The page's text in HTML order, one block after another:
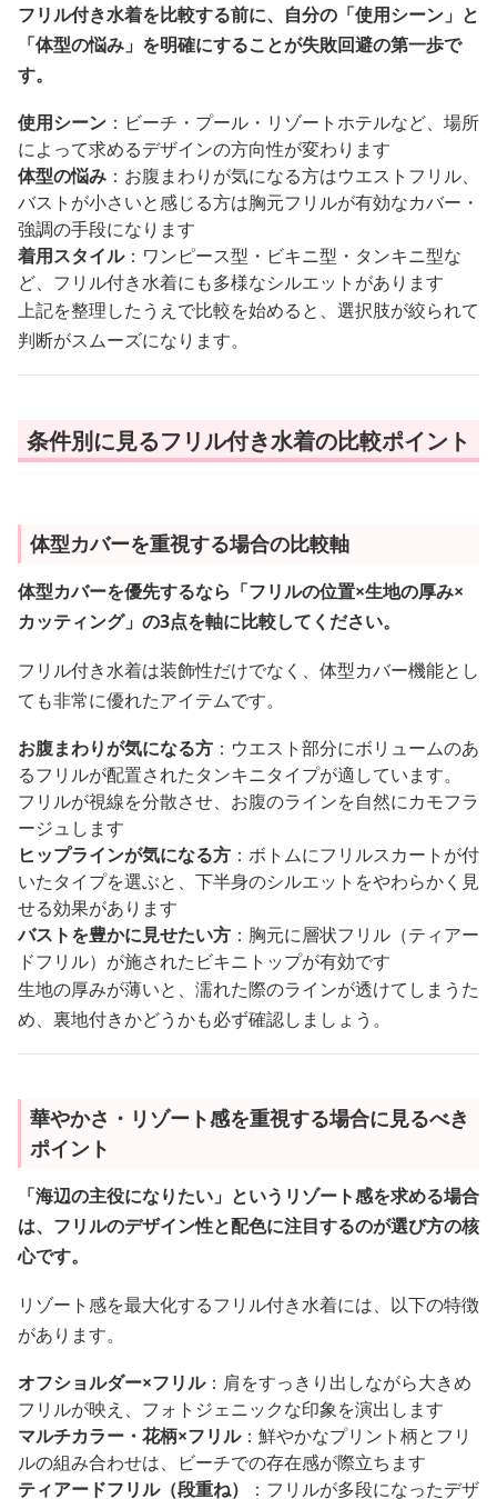
フリル付き水着を比較する前に、自分の「使用シーン」と
「体型の悩み」を明確にすることが失敗回避の第一歩で
す。
使用シーン ：ビーチ・プール・リゾートホテルなど、場所
によって求めるデザインの方向性が変わります
体型の悩み ：お腹まわりが気になる方はウエストフリル、
バストが小さいと感じる方は胸元フリルが有効なカバー・
強調の手段になります
着用スタイル：ワンピース型・ビキニ型・タンキニ型な
ど、フリル付き水着にも多様なシルエットがあります
上記を整理したうえで比較を始めると、選択肢が絞られて
判断がスムーズになります。
条件別に見るフリル付き水着の比較ポイント
体型カバーを重視する場合の比較軸
体型カバーを優先するなら「フリルの位置×生地の厚み×
カッティング」の3点を軸に比較してください。
フリル付き水着は装飾性だけでなく、体型カバー機能とし
ても非常に優れたアイテムです。
お腹まわりが気になる方 ：ウエスト部分にボリュームのあ
るフリルが配置されたタンキニタイプが適しています。
フリルが視線を分散させ、お腹のラインを自然にカモフラ
ージュします
ヒップラインが気になる方 ：ボトムにフリルスカートが付
いたタイプを選ぶと、下半身のシルエットをやわらかく見
せる効果があります
バストを豊かに見せたい方 ：胸元に層状フリル（ティアー
ドフリル）が施されたビキニトップが有効です
生地の厚みが薄いと、濡れた際のラインが透けてしまうた
め、裏地付きかどうかも必ず確認しましょう。
華やかさ・リゾート感を重視する場合に見るべき
ポイント
「海辺の主役になりたい」というリゾート感を求める場合
は、フリルのデザイン性と配色に注目するのが選び方の核
心です。
リゾート感を最大化するフリル付き水着には、以下の特徴
があります。
オフショルダー×フリル：肩をすっきり出しながら大きめ
フリルが映え、フォトジェニックな印象を演出します
マルチカラー・花柄×フリル：鮮やかなプリント柄とフリ
ルの組み合わせは、ビーチでの存在感が際立ちます
ティアードフリル（段重ね）
：フリルが多段になったデザ